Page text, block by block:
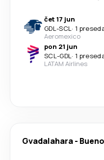
čet 17 jun
GDL-SCL· 1
Aeromexico
pon 21 jun
SCL-GDL· 1
LATAM Airlines
Gvadalahara-